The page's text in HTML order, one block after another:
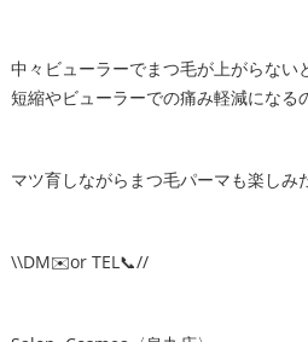
中々ビューラーでまつ毛が上がらない
短縮やビューラーでの痛み軽減になる
マツ育しながらまつ毛パーマも楽し
\\DM✉️or TEL📞//